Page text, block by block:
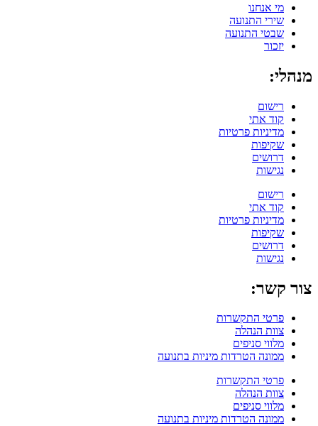
מי אנחנו
שירי התנועה
שבטי התנועה
יזכור
מנהלי:
רישום
קוד אתי
מדיניות פרטיות
שקיפות
דרושים
נגישות
רישום
קוד אתי
מדיניות פרטיות
שקיפות
דרושים
נגישות
צור קשר:
פרטי התקשרות
צוות הנהלה
מלווי סניפים
ממונה הטרדות מיניות בתנועה
פרטי התקשרות
צוות הנהלה
מלווי סניפים
ממונה הטרדות מיניות בתנועה